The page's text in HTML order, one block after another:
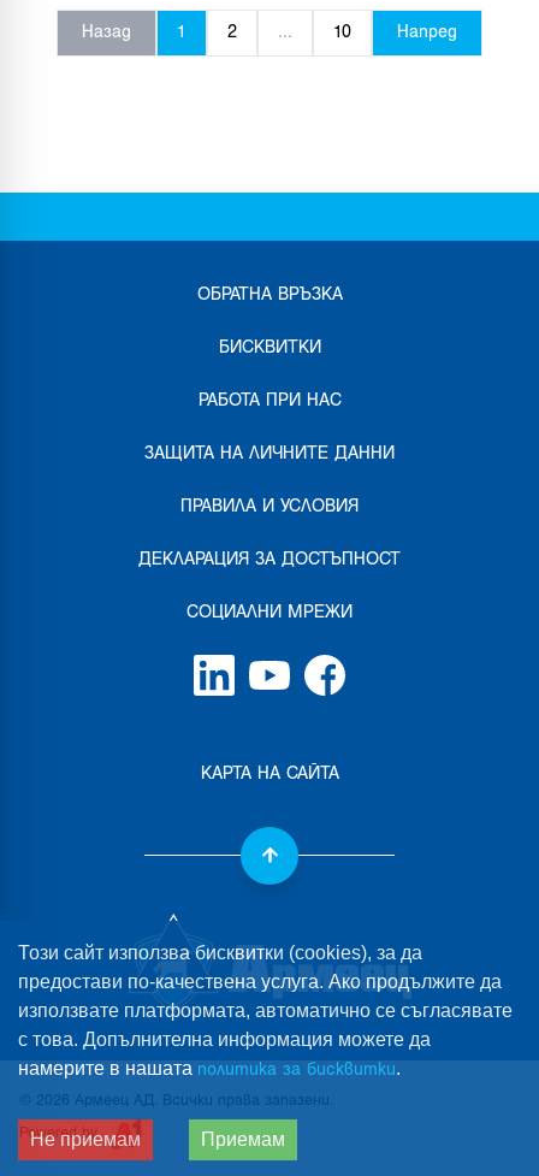
Назад 1 2 ... 10 Напред
ОБРАТНА ВРЪЗКА
БИСКВИТКИ
РАБОТА ПРИ НАС
ЗАЩИТА НА ЛИЧНИТЕ ДАННИ
ПРАВИЛА И УСЛОВИЯ
ДЕКЛАРАЦИЯ ЗА ДОСТЪПНОСТ
СОЦИАЛНИ МРЕЖИ
КАРТА НА САЙТА
2026 Армеец АД . Всички права запазени.
Powered by
Този сайт използва бисквитки (cookies), за да
предостави по-качествена услуга. Ако продължите да
използвате платформата, автоматично се съгласявате
с това. Допълнителна информация можете да
намерите в нашата политика за бисквитки.
Не приемам Приемам